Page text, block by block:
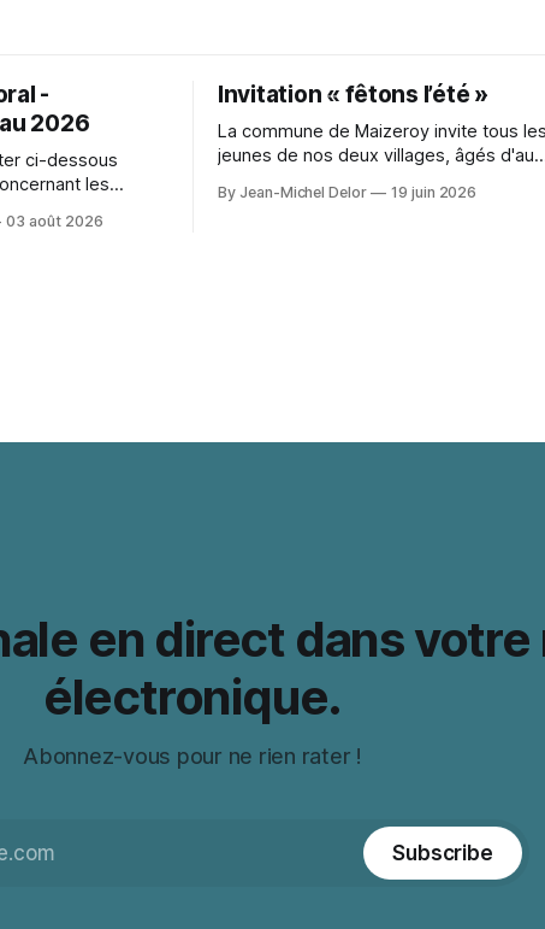
-
2026
ci-dessous
les
03 août 2026
Invitation « fêtons l’été »
La commune de Maizeroy invite tous les
jeunes de nos deux villages, âgés d'au
convivial autour du collectif jeunes en
By Jean-Michel Delor 19 juin 2026
en direct dans
électronique.
Abonnez-vous pour ne rien rater !
Subscribe